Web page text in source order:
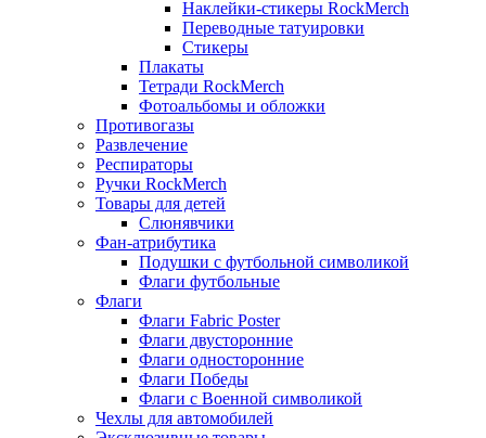
Наклейки-стикеры RockMerch
Переводные татуировки
Стикеры
Плакаты
Тетради RockMerch
Фотоальбомы и обложки
Противогазы
Развлечение
Респираторы
Ручки RockMerch
Товары для детей
Слюнявчики
Фан-атрибутика
Подушки с футбольной символикой
Флаги футбольные
Флаги
Флаги Fabric Poster
Флаги двусторонние
Флаги односторонние
Флаги Победы
Флаги с Военной символикой
Чехлы для автомобилей